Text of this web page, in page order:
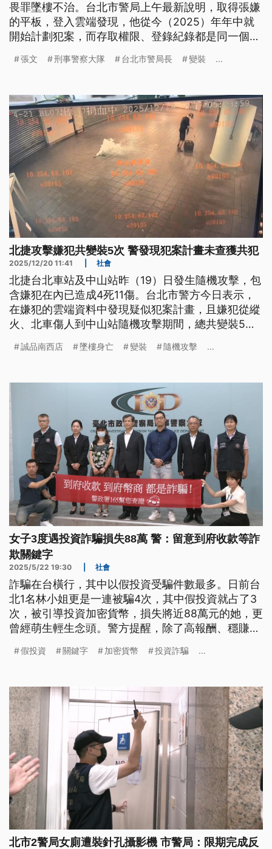
畏罪墜樓不治。台北市警局上午最新說明，取得張嫌
的平板，登入雲端發現，他從今（2025）年年中就
開始計劃犯案，而存取權限、登錄紀錄都是同一個
記或明確的犯罪動機，網路活動也沒發現激進言論，
張文 刑事警察大隊 台北市警局長 變裝 ...
北捷攻擊嫌犯共變裝5次 警發現犯案計畫未查獲共犯
2025/12/20 11:41 社會
北捷台北車站及中山站昨（19）日發生隨機攻擊，包
含嫌犯在內已造成4死11傷。台北市警方今日表示，
在嫌犯的雲端資料中發現疑似犯案計畫，且嫌犯從縱
火、北車傷人到中山站隨機攻擊期間，總共變裝5
誠品南西店 墜樓身亡 變裝 隨機攻擊 ...
女子3度遇投資詐騙損失88萬 警：留意到府收款等詐
欺關鍵字
2025/5/22 19:30 社會
詐騙在台橫行，其中以假投資受騙件數最多。日前台
北1名林小姐更是一連被騙4次，其中假投資就占了3
次，被引導投資加密貨幣，損失將近88萬元的她，更
曾經萌生輕生念頭。警方提醒，除了高報酬、穩賺不
假投資 關鍵字 加密貨幣 投資詐騙 ...
北市2警局女廁遭裝針孔攝影機 市警局：限期完成反